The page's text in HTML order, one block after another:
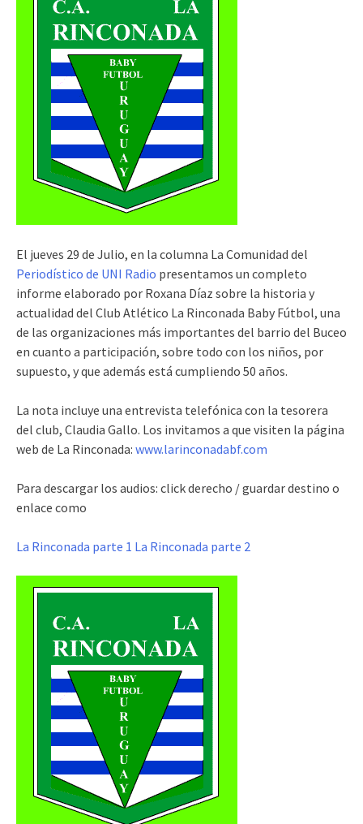
El jueves 29 de Julio, en la columna La Comunidad del
Periodístico de UNI Radio presentamos un completo
informe elaborado por Roxana Díaz sobre la historia y
actualidad del Club Atlético La Rinconada Baby Fútbol, una
de las organizaciones más importantes del barrio del Buceo
en cuanto a participación, sobre todo con los niños, por
supuesto, y que además está cumpliendo 50 años.
La nota incluye una entrevista telefónica con la tesorera
del club, Claudia Gallo. Los invitamos a que visiten la página
web de La Rinconada: www.larinconadabf.com
Para descargar los audios: click derecho / guardar destino o
enlace como
La Rinconada parte 1 La Rinconada parte 2